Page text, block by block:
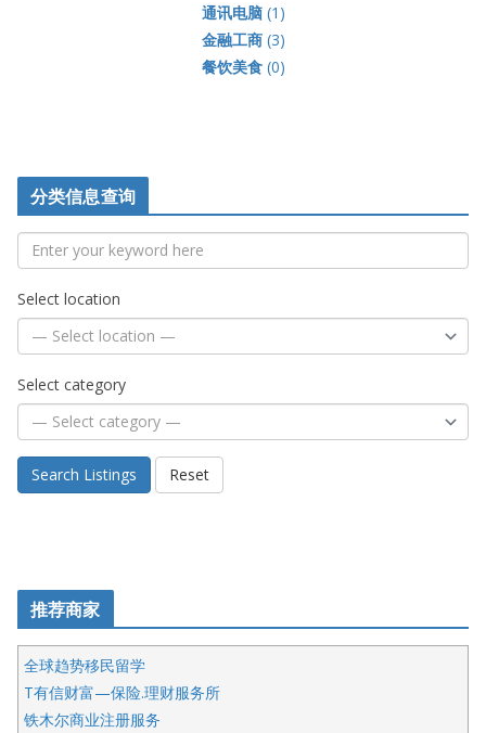
通讯电脑(1)
金融工商(3)
餐饮美食(0)
分类信息查询
Select location
Select category
Search Listings Reset
推荐商家
全球趋势移民留学
T有信财富—保险.理财服务所
铁木尔商业注册服务